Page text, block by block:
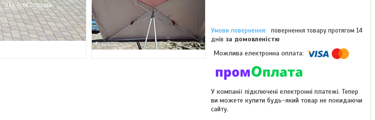
повернення товару протягом 14
днів за домовленістю
У компанії підключені електронні платежі. Тепер
ви можете купити будь-який товар не покидаючи
сайту.